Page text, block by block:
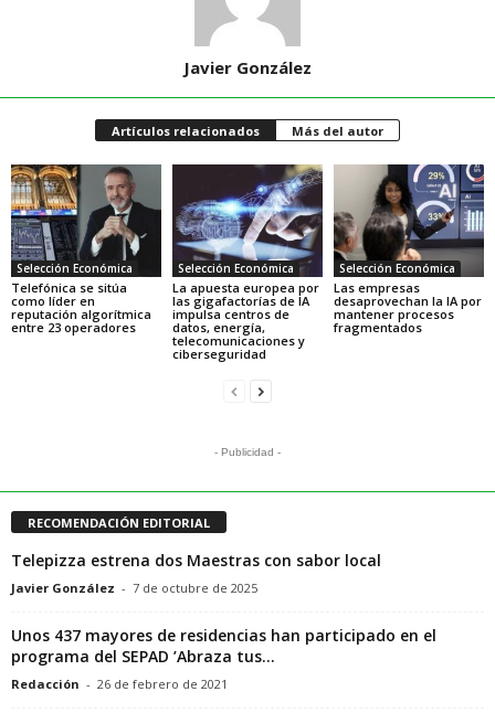
Javier González
Artículos relacionados Más del autor
Selección Económica
Telefónica se sitúa
como líder en
reputación algorítmica
entre 23 operadores
Selección Económica
La apuesta europea por
las gigafactorías de IA
impulsa centros de
datos, energía,
telecomunicaciones y
ciberseguridad
Selección Económica
Las empresas
desaprovechan la IA por
mantener procesos
fragmentados
- Publicidad -
RECOMENDACIÓN EDITORIAL
Telepizza estrena dos Maestras con sabor local
Javier González - 7 de octubre de 2025
Unos 437 mayores de residencias han participado en el
programa del SEPAD ’Abraza tus...
Redacción - 26 de febrero de 2021